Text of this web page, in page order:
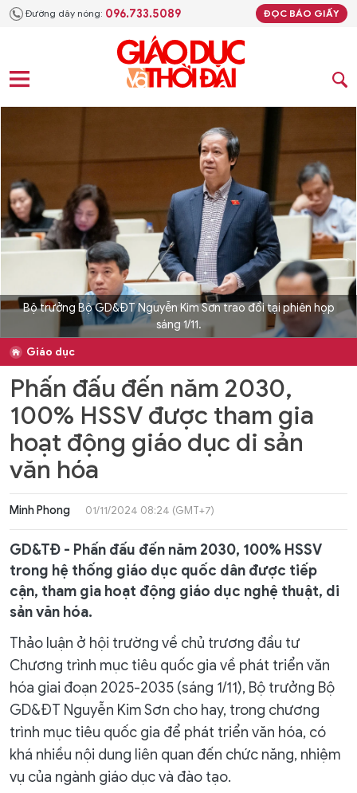
Đường dây nóng: 096.733.5089 ĐỌC BÁO GIẤY
Bộ trưởng Bộ GD&ĐT Nguyễn Kim Sơn trao đổi tại phiên họp
sáng 1/11.
Giáo dục
Phấn đấu đến năm 2030,
100% HSSV được tham gia
hoạt động giáo dục di sản
văn hóa
Minh Phong 01/11/2024 08:24 (GMT+7)
GD&TĐ - Phấn đấu đến năm 2030, 100% HSSV
trong hệ thống giáo dục quốc dân được tiếp
cận, tham gia hoạt động giáo dục nghệ thuật, di
sản văn hóa.
Thảo luận ở hội trường về chủ trương đầu tư
Chương trình mục tiêu quốc gia về phát triển văn
hóa giai đoạn 2025-2035 (sáng 1/11), Bộ trưởng Bộ
GD&ĐT Nguyễn Kim Sơn cho hay, trong chương
trình mục tiêu quốc gia để phát triển văn hóa, có
khá nhiều nội dung liên quan đến chức năng, nhiệm
vụ của ngành giáo dục và đào tạo.